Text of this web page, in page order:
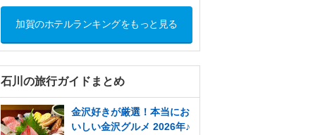
加賀のホテルランキングをもっと見る
石川の旅行ガイドまとめ
金沢好きが厳選！本当にお
いしい金沢グルメ 2026年♪